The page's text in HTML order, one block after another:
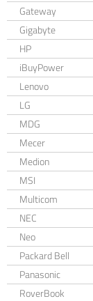
Gateway
Gigabyte
HP
iBuyPower
Lenovo
LG
MDG
Mecer
Medion
MSI
Multicom
NEC
Neo
Packard Bell
Panasonic
RoverBook